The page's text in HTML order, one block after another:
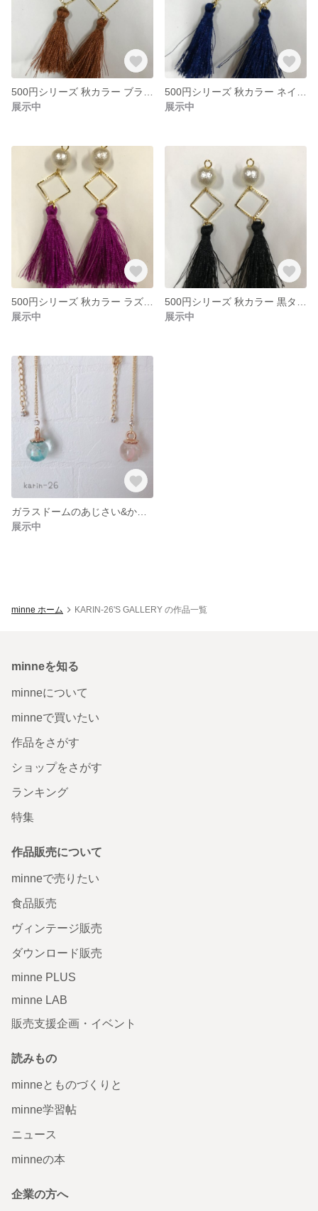
展示中
展示中
展示中
展示中
展示中
minne ホーム KARIN-26'S GALLERY の作品一覧
minneを知る
minneについて
minneで買いたい
作品をさがす
ショップをさがす
ランキング
特集
作品販売について
minneで売りたい
食品販売
ヴィンテージ販売
ダウンロード販売
minne PLUS
minne LAB
販売支援企画・イベント
読みもの
minneとものづくりと
minne学習帖
ニュース
minneの本
企業の方へ